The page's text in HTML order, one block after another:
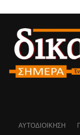
ΑΥΤΟΔΙΟΊΚΗΣΗ